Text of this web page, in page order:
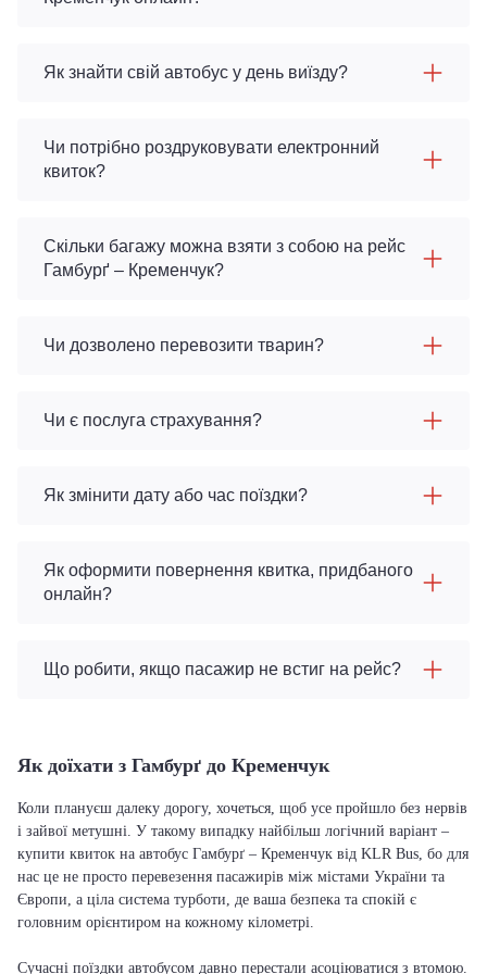
Як знайти свій автобус у день виїзду?
Чи потрібно роздруковувати електронний
квиток?
Скільки багажу можна взяти з собою на рейс
Гамбурґ – Кременчук?
Чи дозволено перевозити тварин?
Чи є послуга страхування?
Як змінити дату або час поїздки?
Як оформити повернення квитка, придбаного
онлайн?
Що робити, якщо пасажир не встиг на рейс?
Як доїхати з Гамбурґ до Кременчук
Коли плануєш далеку дорогу, хочеться, щоб усе пройшло без нервів
і зайвої метушні. У такому випадку найбільш логічний варіант –
купити квиток на автобус Гамбурґ – Кременчук від KLR Bus, бо для
нас це не просто перевезення пасажирів між містами України та
Європи, а ціла система турботи, де ваша безпека та спокій є
головним орієнтиром на кожному кілометрі.
Сучасні поїздки автобусом давно перестали асоціюватися з втомою.